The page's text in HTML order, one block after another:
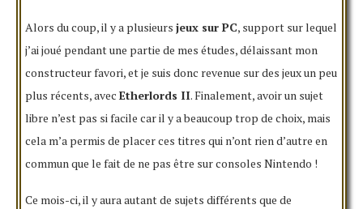
Alors du coup, il y a plusieurs jeux sur PC, support sur lequel
j’ai joué pendant une partie de mes études, délaissant mon
constructeur favori, et je suis donc revenue sur des jeux un peu
plus récents, avec Etherlords II. Finalement, avoir un sujet
libre n’est pas si facile car il y a beaucoup trop de choix, mais
cela m’a permis de placer ces titres qui n’ont rien d’autre en
commun que le fait de ne pas être sur consoles Nintendo !
Ce mois-ci, il y aura autant de sujets différents que de